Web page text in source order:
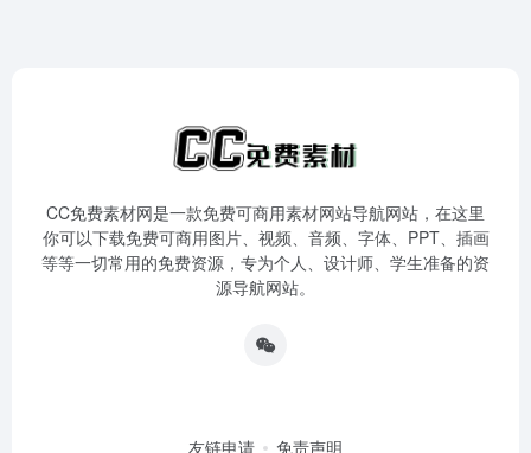
CC免费素材网是一款免费可商用素材网站导航网站，在这里
你可以下载免费可商用图片、视频、音频、字体、PPT、插画
等等一切常用的免费资源，专为个人、设计师、学生准备的资
源导航网站。
友链申请 免责声明